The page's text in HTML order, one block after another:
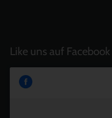
Like uns auf Facebook